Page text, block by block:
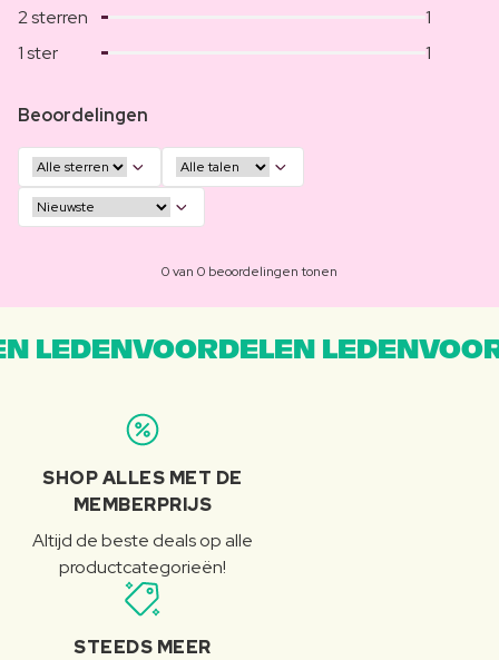
2 sterren
1
1 ster
1
Beoordelingen
0 van 0 beoordelingen tonen
LEDENVOORDELEN
SHOP ALLES MET DE
MEMBERPRIJS
Altijd de beste deals op alle
productcategorieën!
STEEDS MEER